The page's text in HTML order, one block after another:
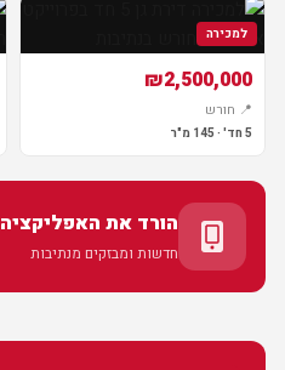
למכירה
₪2,500,000
📍 חורש
5 חד' · 145 מ"ר
הורד את האפליקציה
חדשות ומבזקים מנתיבות